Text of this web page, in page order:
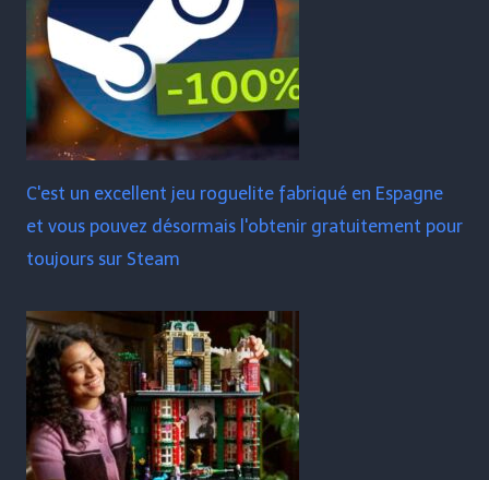
C'est un excellent jeu roguelite fabriqué en Espagne
et vous pouvez désormais l'obtenir gratuitement pour
toujours sur Steam